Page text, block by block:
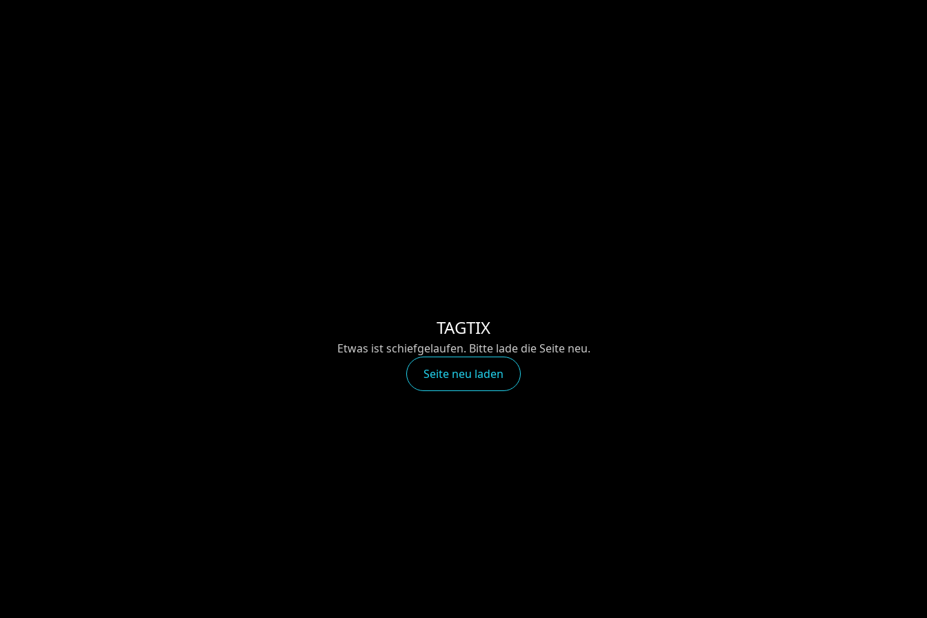
TAGTIX
Etwas ist schiefgelaufen. Bitte lade die Seite neu.
Seite neu laden